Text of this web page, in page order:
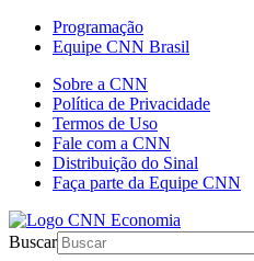
Programação
Equipe CNN Brasil
Sobre a CNN
Política de Privacidade
Termos de Uso
Fale com a CNN
Distribuição do Sinal
Faça parte da Equipe CNN
Buscar